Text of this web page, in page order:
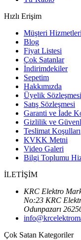
Hızlı Erişim
Müşteri Hizmetleri
Blog
Fiyat Listesi
Çok Satanlar
İndirimdekiler
Sepetim
Hakkımızda
Üyelik Sözleşmesi
Satış Sözleşmesi
Garanti ve İade
Gizlilik ve
Teslimat Koşulları
KVKK Metni
Video Galeri
Bilgi Toplumu
İLETİŞİM
KRC Elektro
No:23 KRC
Odunpazarı
Çok Satan Kategoriler